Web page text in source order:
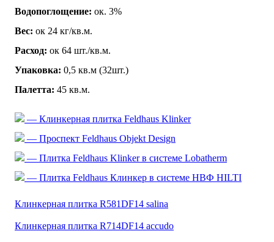
Водопоглощение: ок. 3%
Вес: ок 24 кг/кв.м.
Расход: ок 64 шт./кв.м.
Упаковка: 0,5 кв.м (32шт.)
Палетта: 45 кв.м.
— Клинкерная плитка Feldhaus Klinker
— Проспект Feldhaus Objekt Design
— Плитка Feldhaus Klinker в системе Lobatherm
— Плитка Feldhaus Клинкер в системе НВФ HILTI
Клинкерная плитка R581DF14 salina
Клинкерная плитка R714DF14 accudo